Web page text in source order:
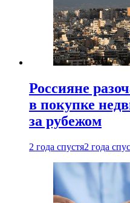
Россияне
в покупке
за рубежом
2 года спустя2 года